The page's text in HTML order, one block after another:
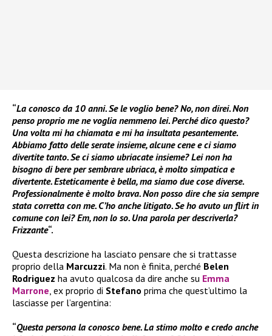
“La conosco da 10 anni. Se le voglio bene? No, non direi. Non
penso proprio me ne voglia nemmeno lei. Perché dico questo?
Una volta mi ha chiamata e mi ha insultata pesantemente.
Abbiamo fatto delle serate insieme, alcune cene e ci siamo
divertite tanto. Se ci siamo ubriacate insieme? Lei non ha
bisogno di bere per sembrare ubriaca, è molto simpatica e
divertente. Esteticamente è bella, ma siamo due cose diverse.
Professionalmente è molto brava. Non posso dire che sia sempre
stata corretta con me. C’ho anche litigato. Se ho avuto un flirt in
comune con lei? Em, non lo so. Una parola per descriverla?
Frizzante“.
Questa descrizione ha lasciato pensare che si trattasse
proprio della Marcuzzi. Ma non è finita, perché Belen
Rodriguez ha avuto qualcosa da dire anche su Emma
Marrone, ex proprio di Stefano prima che quest’ultimo la
lasciasse per l’argentina:
“Questa persona la conosco bene. La stimo molto e credo anche